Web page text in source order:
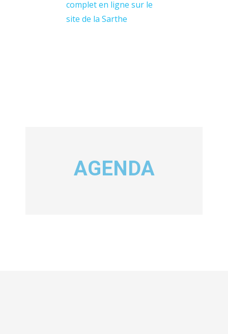
complet en ligne sur le
site de la Sarthe
AGENDA